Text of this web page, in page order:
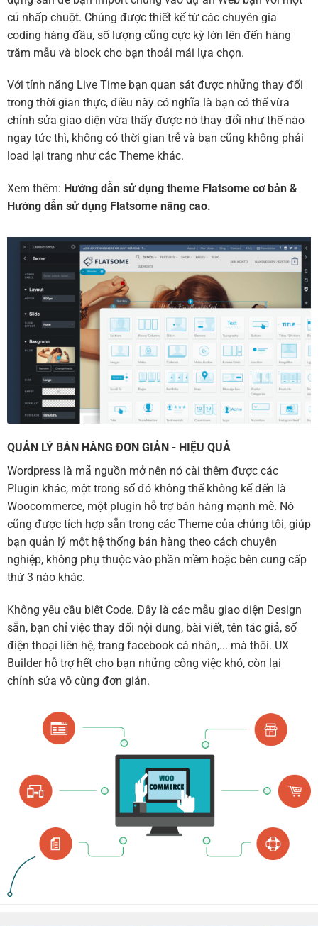
cú nhấp chuột. Chúng được thiết kế từ các chuyên gia
coding hàng đầu, số lượng cũng cực kỳ lớn lên đến hàng
trăm mẫu và block cho bạn thoải mái lựa chọn.
Với tính năng Live Time bạn quan sát được những thay đổi
trong thời gian thực, điều này có nghĩa là bạn có thể vừa
chỉnh sửa giao diện vừa thấy được nó thay đổi như thế nào
ngay tức thì, không có thời gian trễ và bạn cũng không phải
load lại trang như các Theme khác.
Xem thêm: Hướng dẫn sử dụng theme Flatsome cơ bản &
Hướng dẫn sử dụng Flatsome nâng cao.
QUẢN LÝ BÁN HÀNG ĐƠN GIẢN - HIỆU QUẢ
Wordpress là mã nguồn mở nên nó cài thêm được các
Plugin khác, một trong số đó không thể không kể đến là
Woocommerce, một plugin hỗ trợ bán hàng mạnh mẽ. Nó
cũng được tích hợp sẵn trong các Theme của chúng tôi, giúp
bạn quản lý một hệ thống bán hàng theo cách chuyên
nghiệp, không phụ thuộc vào phần mềm hoặc bên cung cấp
thứ 3 nào khác.
Không yêu cầu biết Code. Đây là các mẫu giao diện Design
sẵn, bạn chỉ việc thay đổi nội dung, bài viết, tên tác giả, số
điện thoại liên hệ, trang facebook cá nhân,... mà thôi. UX
Builder hỗ trợ hết cho bạn những công việc khó, còn lại
chỉnh sửa vô cùng đơn giản.